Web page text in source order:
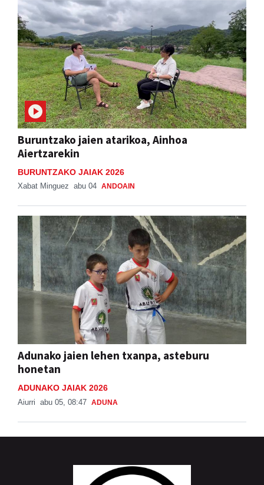
Buruntzako jaien atarikoa, Ainhoa
Aiertzarekin
BURUNTZAKO JAIAK 2026
Xabat Minguez abu 04 ANDOAIN
Adunako jaien lehen txanpa, asteburu
honetan
ADUNAKO JAIAK 2026
Aiurri abu 05, 08:47 ADUNA